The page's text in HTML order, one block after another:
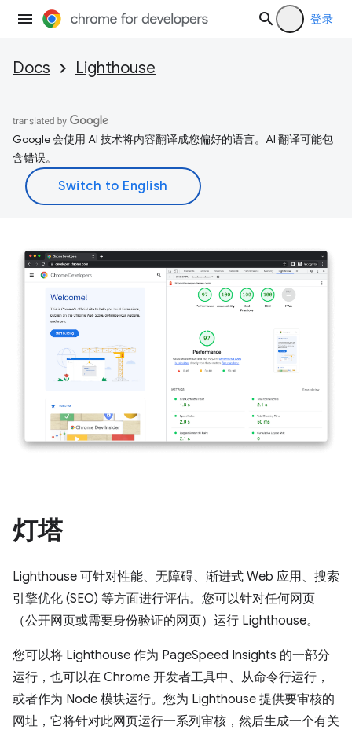
登录
Docs Lighthouse
Google 会使用 AI 技术将内容翻译成您偏好的语言。AI 翻译可能包
含错误。
灯塔
Lighthouse 可针对性能、无障碍、渐进式 Web 应用、搜索
引擎优化 (SEO) 等方面进行评估。您可以针对任何网页
（公开网页或需要身份验证的网页）运行 Lighthouse。
您可以将 Lighthouse 作为 PageSpeed Insights 的一部分
运行，也可以在 Chrome 开发者工具中、从命令行运行，
或者作为 Node 模块运行。您为 Lighthouse 提供要审核的
网址，它将针对此网页运行一系列审核，然后生成一个有关